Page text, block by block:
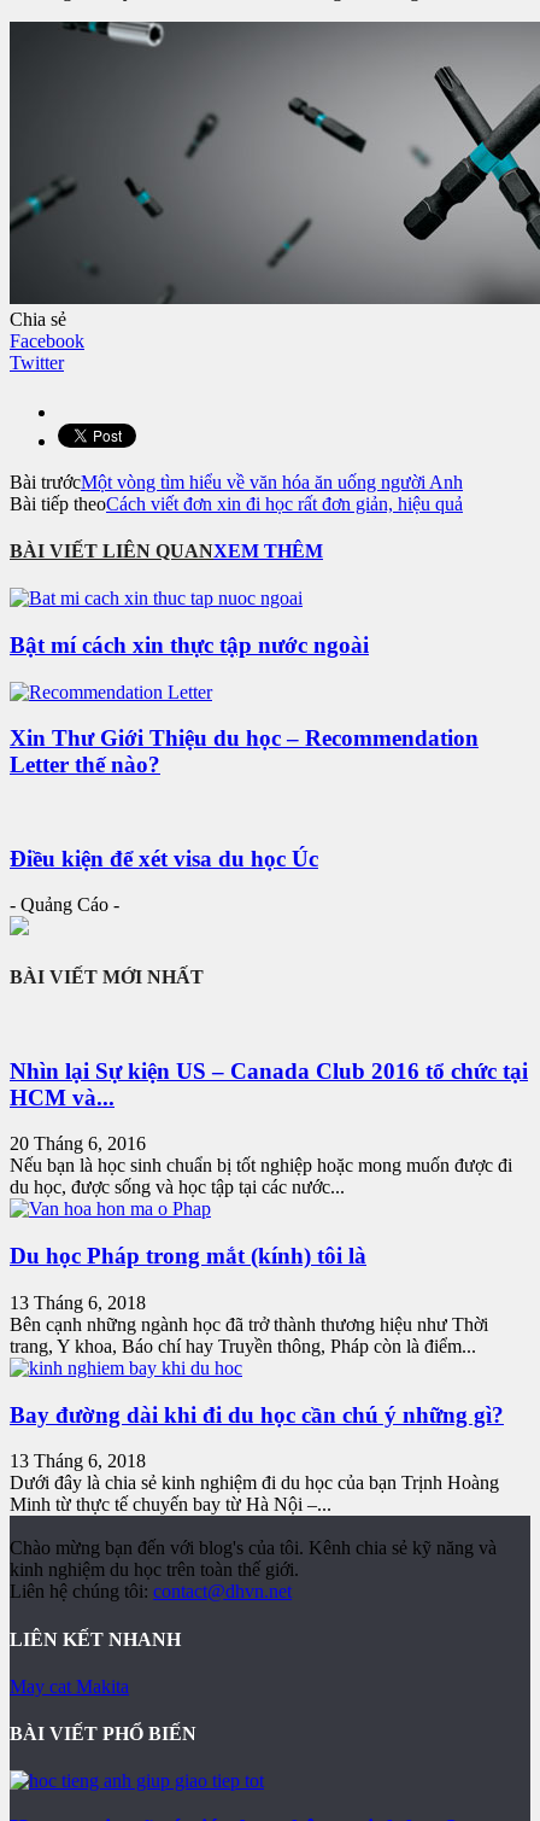
Chia sẻ
Facebook
Twitter
Bài trướcMột vòng tìm hiểu về văn hóa ăn uống người Anh
Bài tiếp theoCách viết đơn xin đi học rất đơn giản, hiệu quả
BÀI VIẾT LIÊN QUANXEM THÊM
Bật mí cách xin thực tập nước ngoài
Xin Thư Giới Thiệu du học – Recommendation
Letter thế nào?
Điều kiện để xét visa du học Úc
- Quảng Cáo -
BÀI VIẾT MỚI NHẤT
Nhìn lại Sự kiện US – Canada Club 2016 tổ chức tại
HCM và...
20 Tháng 6, 2016
Nếu bạn là học sinh chuẩn bị tốt nghiệp hoặc mong muốn được đi
du học, được sống và học tập tại các nước...
Du học Pháp trong mắt (kính) tôi là
13 Tháng 6, 2018
Bên cạnh những ngành học đã trở thành thương hiệu như Thời
trang, Y khoa, Báo chí hay Truyền thông, Pháp còn là điểm...
Bay đường dài khi đi du học cần chú ý những gì?
13 Tháng 6, 2018
Dưới đây là chia sẻ kinh nghiệm đi du học của bạn Trịnh Hoàng
Minh từ thực tế chuyến bay từ Hà Nội –...
Chào mừng bạn đến với blog's của tôi. Kênh chia sẻ kỹ năng và
kinh nghiệm du học trên toàn thế giới.
Liên hệ chúng tôi: contact@dhvn.net
LIÊN KẾT NHANH
May cat Makita
BÀI VIẾT PHỔ BIẾN